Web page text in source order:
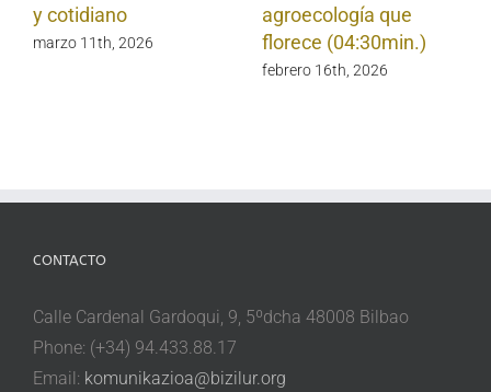
y cotidiano
marzo 11th, 2026
agroecología que
florece (04:30min.)
febrero 16th, 2026
CONTACTO
Calle Cardenal Gardoqui, 9, 5ºdcha 48008 Bilbao
Phone: (+34) 94.433.88.17
Email: komunikazioa@bizilur.org